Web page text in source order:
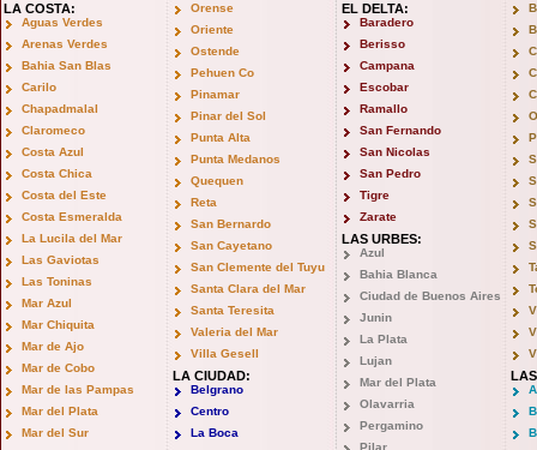
LA COSTA:
Aguas Verdes
Arenas Verdes
Bahia San Blas
Carilo
Chapadmalal
Claromeco
Costa Azul
Costa Chica
Costa del Este
Costa Esmeralda
La Lucila del Mar
Las Gaviotas
Las Toninas
Mar Azul
Mar Chiquita
Mar de Ajo
Mar de Cobo
Mar de las Pampas
Mar del Plata
Mar del Sur
Orense
Oriente
Ostende
Pehuen Co
Pinamar
Pinar del Sol
Punta Alta
Punta Medanos
Quequen
Reta
San Bernardo
San Cayetano
San Clemente del Tuyu
Santa Clara del Mar
Santa Teresita
Valeria del Mar
Villa Gesell
LA CIUDAD:
Belgrano
Centro
La Boca
EL DELTA:
Baradero
Berisso
Campana
Escobar
Ramallo
San Fernando
San Nicolas
San Pedro
Tigre
Zarate
LAS URBES:
Azul
Bahia Blanca
Ciudad de Buenos Aires
Junin
La Plata
Lujan
Mar del Plata
Olavarria
Pergamino
Pilar